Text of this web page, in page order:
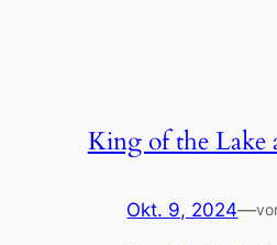
King of the Lake
Okt. 9, 2024—